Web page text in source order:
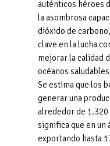
auténticos héroes
la asombrosa
dióxido de
clave en la lucha
mejorar la calidad
océanos
Se estima que los
generar una
alrededor de 1.320
significa que en un
exportando hasta